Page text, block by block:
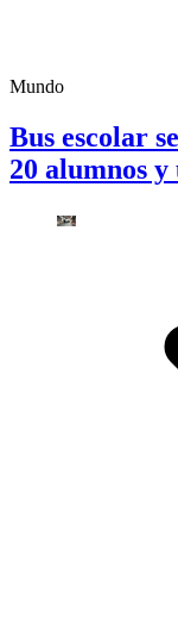
Mundo
Bus escolar
20 alumnos